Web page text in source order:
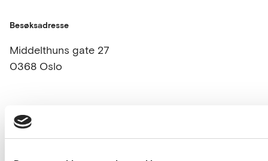
Besøksadresse
Middelthuns gate 27
0368 Oslo